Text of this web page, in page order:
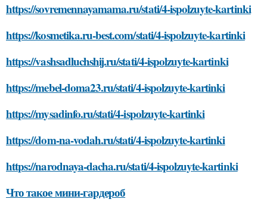
https://sovremennayamama.ru/stati/4-ispolzuyte-kartinki
https://kosmetika.ru-best.com/stati/4-ispolzuyte-kartinki
https://vashsadluchshij.ru/stati/4-ispolzuyte-kartinki
https://mebel-doma23.ru/stati/4-ispolzuyte-kartinki
https://mysadinfo.ru/stati/4-ispolzuyte-kartinki
https://dom-na-vodah.ru/stati/4-ispolzuyte-kartinki
https://narodnaya-dacha.ru/stati/4-ispolzuyte-kartinki
Что такое мини-гардероб